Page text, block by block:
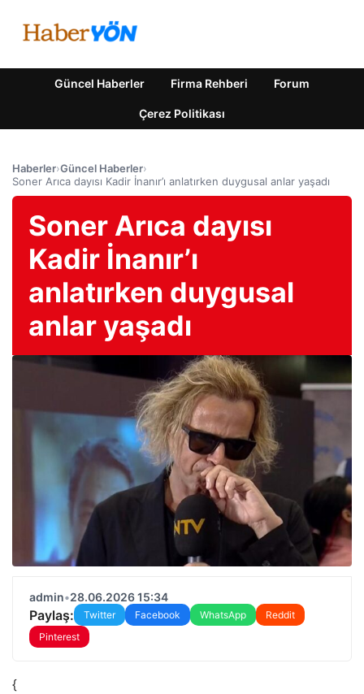
Güncel Haberler Firma Rehberi Forum
Çerez Politikası
Haberler›Güncel Haberler›
Soner Arıca dayısı Kadir İnanır’ı anlatırken duygusal anlar yaşadı
Soner Arıca dayısı
Kadir İnanır’ı
anlatırken duygusal
anlar yaşadı
admin•28.06.2026 15:34
Paylaş: Twitter Facebook WhatsApp
Reddit
Pinterest
{